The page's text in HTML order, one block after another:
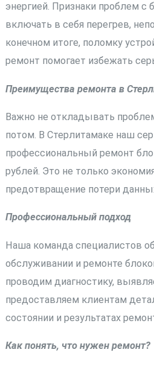
энергией. Признаки проблем с
включать в себя перегрев,
конечном итоге, поломку
ремонт помогает избежать
Преимущества ремонта в
Важно не откладывать
потом. В Стерлитамаке наш
профессиональный ремонт
рублей. Это не только
предотвращение потери
Профессиональный подход
Наша команда специалистов
обслуживании и ремонте
проводим диагностику,
предоставляем клиентам
состоянии и результатах
Как понять, что нужен ремонт?